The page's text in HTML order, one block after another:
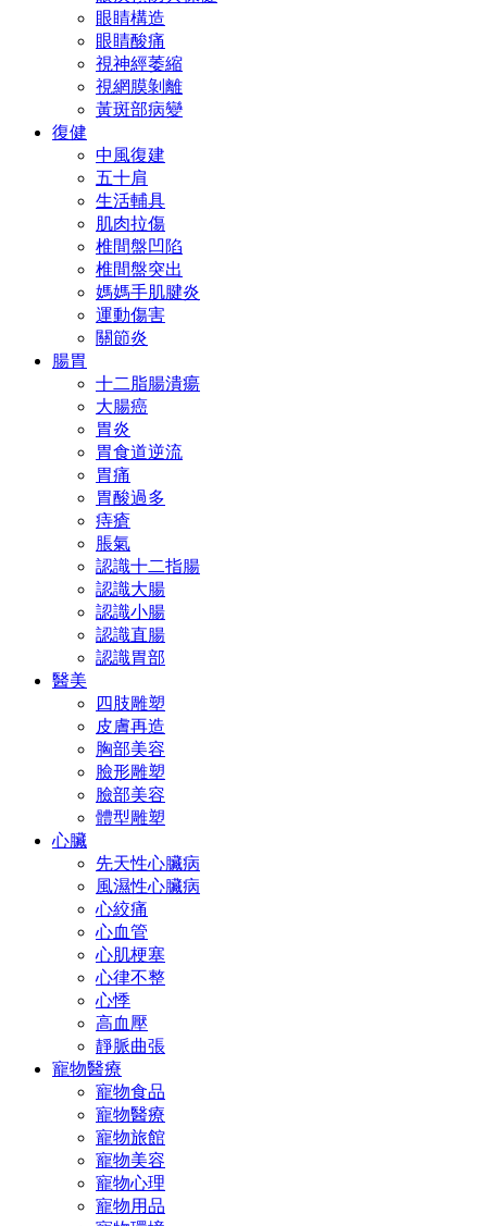
眼睛構造
眼睛酸痛
視神經萎縮
視網膜剝離
黃斑部病變
復健
中風復建
五十肩
生活輔具
肌肉拉傷
椎間盤凹陷
椎間盤突出
媽媽手肌腱炎
運動傷害
關節炎
腸胃
十二脂腸潰瘍
大腸癌
胃炎
胃食道逆流
胃痛
胃酸過多
痔瘡
脹氣
認識十二指腸
認識大腸
認識小腸
認識直腸
認識胃部
醫美
四肢雕塑
皮膚再造
胸部美容
臉形雕塑
臉部美容
體型雕塑
心臟
先天性心臟病
風濕性心臟病
心絞痛
心血管
心肌梗塞
心律不整
心悸
高血壓
靜脈曲張
寵物醫療
寵物食品
寵物醫療
寵物旅館
寵物美容
寵物心理
寵物用品